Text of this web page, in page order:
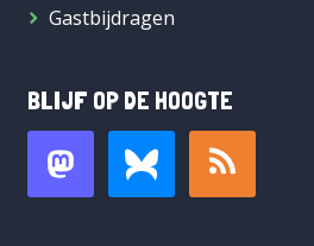
Gastbijdragen
BLIJF OP DE HOOGTE